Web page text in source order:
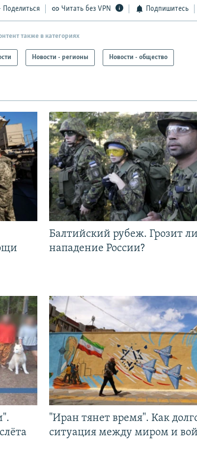
Поделиться Читать без VPN Подпишитесь
также в категориях
Новости - регионы Новости - общество
Балтийский рубеж. Грозит
нападение России?
"Иран тянет время". Как
ситуация между миром и